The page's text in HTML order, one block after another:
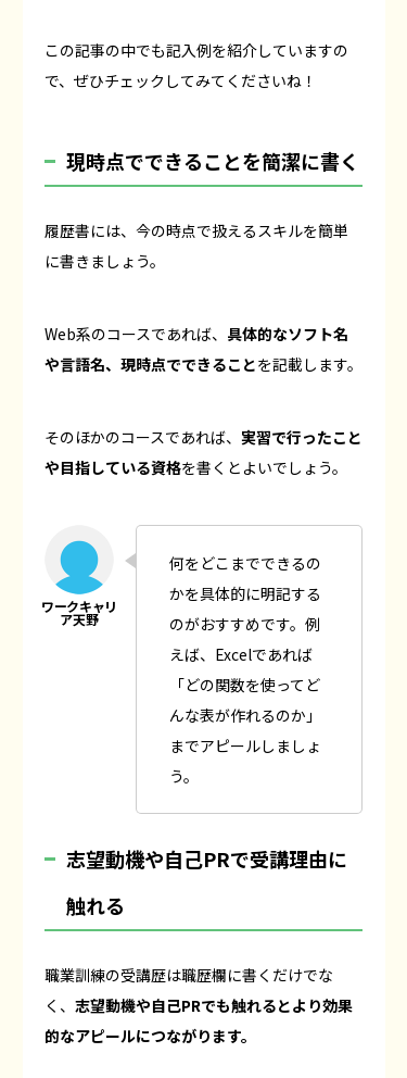
この記事の中でも記入例を紹介していますの
で、ぜひチェックしてみてくださいね！
現時点でできることを簡潔に書く
履歴書には、今の時点で扱えるスキルを簡単
に書きましょう。
Web系のコースであれば、 具体的なソフト名
や言語名、現時点でできることを記載します。
そのほかのコースであれば、 実習で行ったこと
や目指している資格を書くとよいでしょう。
何をどこまでできるの
かを具体的に明記する
のがおすすめです。例
えば、Excelであれば
「どの関数を使ってど
んな表が作れるのか」
までアピールしましょ
う。
志望動機や自己PRで受講理由に
触れる
職業訓練の受講歴は職歴欄に書くだけでな
く、 志望動機や自己PRでも触れるとより効果
的なアピールにつながります。